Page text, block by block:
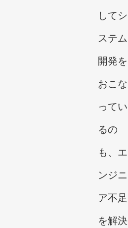
してシ
ステム
開発を
おこな
ってい
るの
も、エ
ンジニ
ア不足
を解決